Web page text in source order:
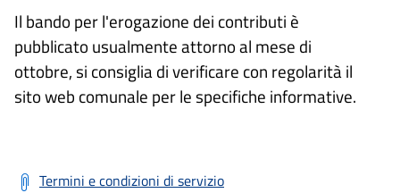
Il bando per l'erogazione dei contributi è
pubblicato usualmente attorno al mese di
ottobre, si consiglia di verificare con regolarità il
sito web comunale per le specifiche informative.
Termini e condizioni di servizio